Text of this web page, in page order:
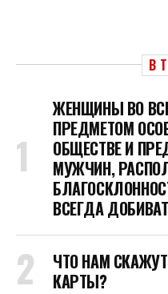
В
ЖЕНЩИНЫ ВО
ПРЕДМЕТОМ
ОБЩЕСТВЕ И
МУЖЧИН,
ВСЕГДА
ЧТО НАМ
КАРТЫ?